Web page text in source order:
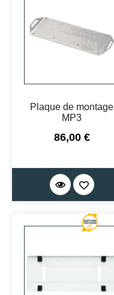
Plaque de montage
MP3
Prix
86,00 €